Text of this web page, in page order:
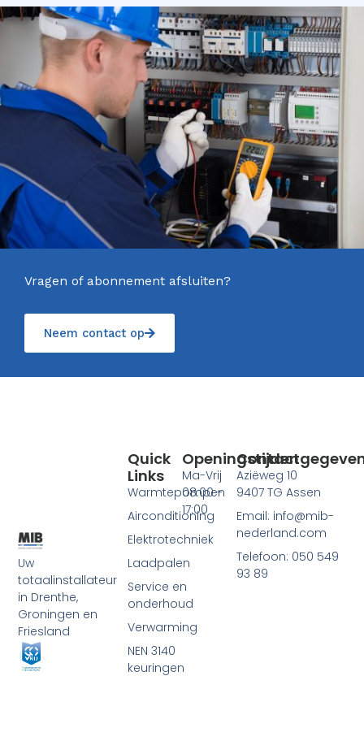
Vragen of abonnement afsluiten?
Neem contact op
Uw
totaalinstallateur
in Drenthe,
Groningen en
Friesland
Openingstijden
Ma-Vrij
08:00 -
17:00
Quick
Links
Warmtepompen
Airconditioning
Elektrotechniek
Laadpalen
Service en
onderhoud
Verwarming
NEN 3140
keuringen
Aziëweg 10
9407 TG Assen
Email: info@mib-
nederland.com
Telefoon: 050 549
93 89